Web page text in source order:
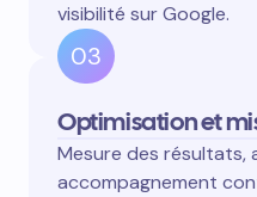
visibilité sur Google.
03
Optimisation et
Mesure des résultats,
accompagnement